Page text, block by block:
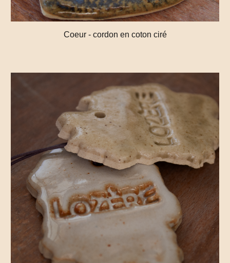
Coeur - cordon en coton ciré